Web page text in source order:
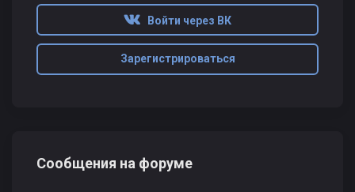
Войти через ВК
Зарегистрироваться
Сообщения на форуме